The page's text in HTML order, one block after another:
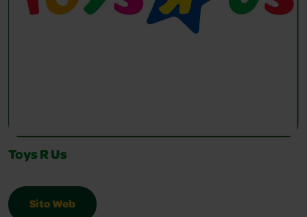
Toys R Us
Sito Web